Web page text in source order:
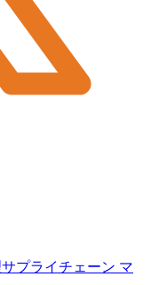
サプライチェーン マ